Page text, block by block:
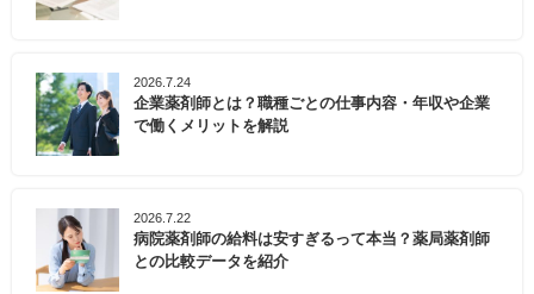
2026.7.24
企業薬剤師とは？職種ごとの仕事内容・年収や企業
で働くメリットを解説
2026.7.22
病院薬剤師の給料は安すぎるって本当？薬局薬剤師
との比較データを紹介